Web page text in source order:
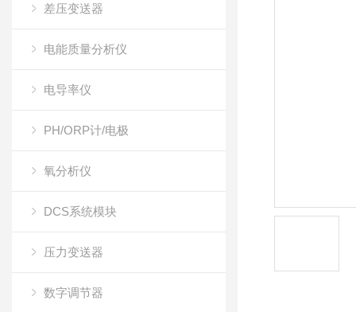
差压变送器
电能质量分析仪
电导率仪
PH/ORP计/电极
氧分析仪
DCS系统模块
压力变送器
数字调节器